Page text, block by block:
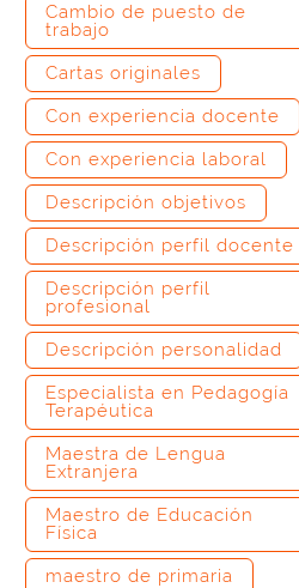
Cambio de puesto de
trabajo
Cartas originales
Con experiencia docente
Con experiencia laboral
Descripción objetivos
Descripción perfil docente
Descripción perfil
profesional
Descripción personalidad
Especialista en Pedagogía
Terapéutica
Maestra de Lengua
Extranjera
Maestro de Educación
Física
maestro de primaria